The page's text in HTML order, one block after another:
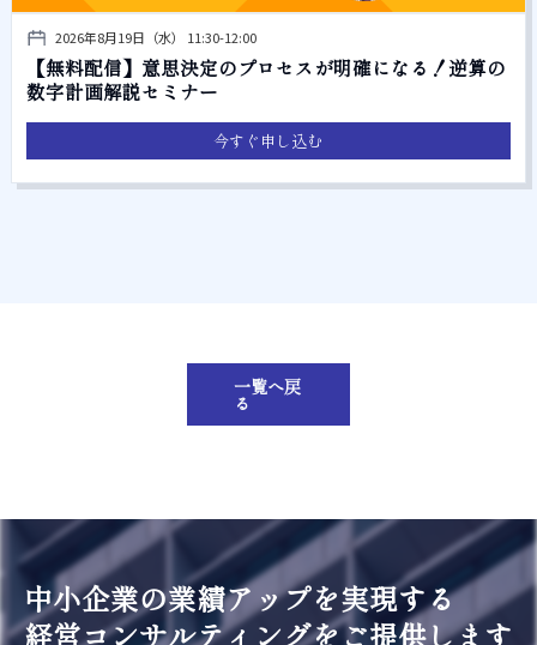
2026年8月19日（水） 11:30-12:00
【無料配信】意思決定のプロセスが明確になる！逆算の
数字計画解説セミナー
今すぐ申し込む
一覧へ戻
る
中小企業の業績アップを実現する
経営コンサルティングをご提供します